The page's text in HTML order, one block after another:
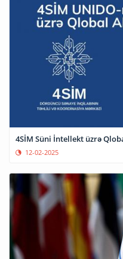
4SİM Süni İntellekt üzrə
12-02-2025